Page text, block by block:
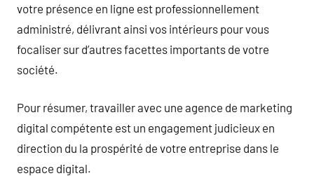
votre présence en ligne est professionnellement
administré, délivrant ainsi vos intérieurs pour vous
focaliser sur d’autres facettes importants de votre
société.
Pour résumer, travailler avec une agence de marketing
digital compétente est un engagement judicieux en
direction du la prospérité de votre entreprise dans le
espace digital.